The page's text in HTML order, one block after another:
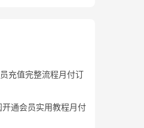
充值完整流程月付订
通会员实用教程月付